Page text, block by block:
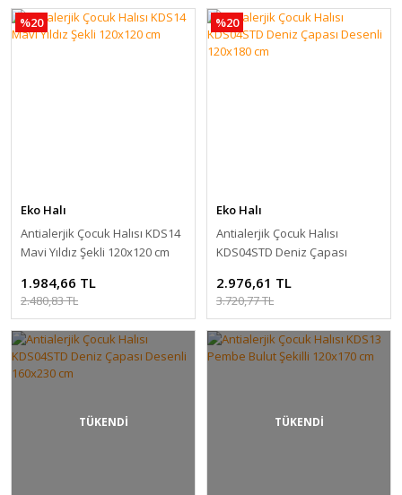
%20
Eko Halı
Antialerjik Çocuk Halısı KDS14
Mavi Yıldız Şekli 120x120 cm
1.984,66 TL
2.480,83 TL
%20
Eko Halı
Antialerjik Çocuk Halısı
KDS04STD Deniz Çapası
2.976,61 TL
3.720,77 TL
TÜKENDİ TÜKENDİ